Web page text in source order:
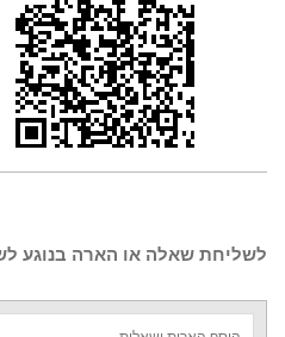
לשליחת שאלה או הארה בנוגע